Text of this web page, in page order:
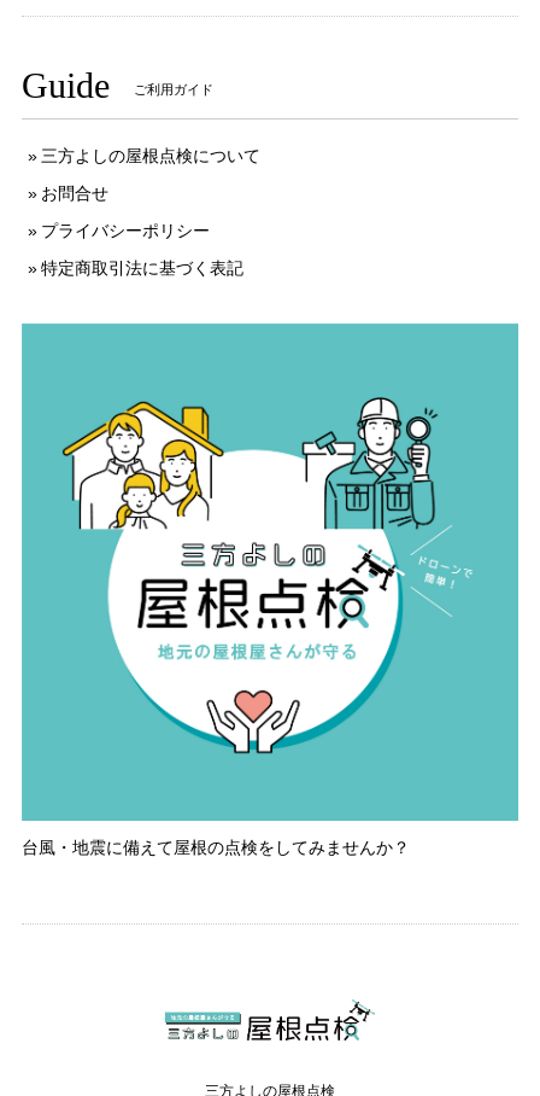
Guide ご利用ガイド
三方よしの屋根点検について
お問合せ
プライバシーポリシー
特定商取引法に基づく表記
台風・地震に備えて屋根の点検をしてみませんか？
三方よしの屋根点検